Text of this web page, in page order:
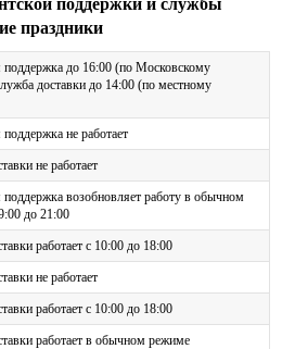
праздники
поддержка до 16:00 (по Московскому
доставки до 14:00 (по местному
не работает
не работает
поддержка возобновляет работу в обычном
до 21:00
работает с 10:00 до 18:00
не работает
работает с 10:00 до 18:00
работает в обычном режиме